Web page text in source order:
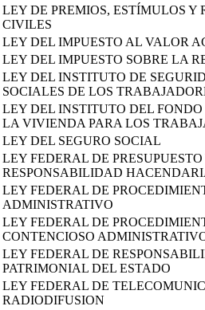
LEY DE PREMIOS, ESTÍMULOS Y
CIVILES
LEY DEL IMPUESTO AL VALOR
LEY DEL IMPUESTO SOBRE LA
LEY DEL INSTITUTO DE
SOCIALES DE LOS
LEY DEL INSTITUTO DEL
LA VIVIENDA PARA LOS
LEY DEL SEGURO SOCIAL
LEY FEDERAL DE PRESUPUESTO
RESPONSABILIDAD
LEY FEDERAL DE
ADMINISTRATIVO
LEY FEDERAL DE
CONTENCIOSO
LEY FEDERAL DE
PATRIMONIAL DEL ESTADO
LEY FEDERAL DE
RADIODIFUSION